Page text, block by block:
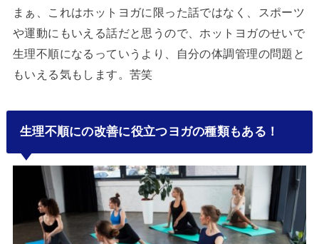
まぁ、これはホットヨガに限った話ではなく、スポーツ
や運動にもいえる話だと思うので、ホットヨガのせいで
生理不順になるっていうより、自分の体調管理の問題と
もいえる気もします。苦笑
生理不順にの改善に役立つヨガの種類もある！